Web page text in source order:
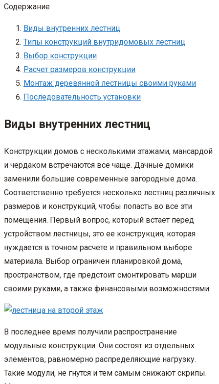
Содержание
Виды внутренних лестниц
Типы конструкций внутридомовых лестниц
Выбор конструкции
Расчет размеров конструкции
Монтаж деревянной лестницы своими руками
Последовательность установки
Виды внутренних лестниц
Конструкции домов с несколькими этажами, мансардой
и чердаком встречаются все чаще. Дачные домики
заменили большие современные загородные дома.
Соответственно требуется несколько лестниц различных
размеров и конструкций, чтобы попасть во все эти
помещения. Первый вопрос, который встает перед
устройством лестницы, это ее конструкция, которая
нуждается в точном расчете и правильном выборе
материала. Выбор ограничен планировкой дома,
пространством, где предстоит смонтировать марши
своими руками, а также финансовыми возможностями.
В последнее время получили распространение
модульные конструкции. Они состоят из отдельных
элементов, равномерно распределяющие нагрузку.
Такие модули, не гнутся и тем самым снижают скрипы.